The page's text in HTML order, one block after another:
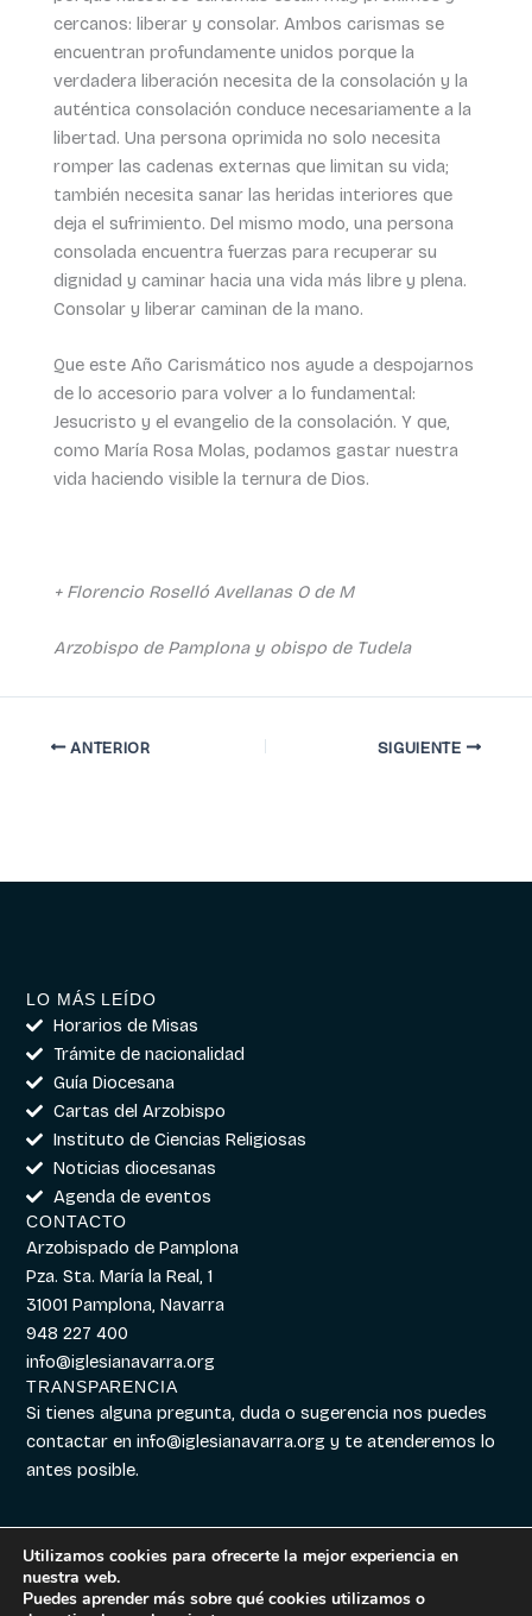
cercanos: liberar y consolar. Ambos carismas se
encuentran profundamente unidos porque la
verdadera liberación necesita de la consolación y la
auténtica consolación conduce necesariamente a la
libertad. Una persona oprimida no solo necesita
romper las cadenas externas que limitan su vida;
también necesita sanar las heridas interiores que
deja el sufrimiento. Del mismo modo, una persona
consolada encuentra fuerzas para recuperar su
dignidad y caminar hacia una vida más libre y plena.
Consolar y liberar caminan de la mano.
Que este Año Carismático nos ayude a despojarnos
de lo accesorio para volver a lo fundamental:
Jesucristo y el evangelio de la consolación. Y que,
como María Rosa Molas, podamos gastar nuestra
vida haciendo visible la ternura de Dios.
+ Florencio Roselló Avellanas O de M
Arzobispo de Pamplona y obispo de Tudela
ANTERIOR SIGUIENTE
LO MÁS LEÍDO
Horarios de Misas
Trámite de nacionalidad
Guía Diocesana
Cartas del Arzobispo
Instituto de Ciencias Religiosas
Noticias diocesanas
Agenda de eventos
CONTACTO
Arzobispado de Pamplona
Pza. Sta. María la Real, 1
31001 Pamplona, Navarra
948 227 400
info@iglesianavarra.org
TRANSPARENCIA
Si tienes alguna pregunta, duda o sugerencia nos puedes
contactar eninfo@iglesianavarra.org y te atenderemos lo
antes posible.
Aviso legal|
Cookies|Política de
Utilizamos cookies para ofrecerte la mejor experiencia en
nuestra web.
Puedes aprender más sobre qué cookies utilizamos o